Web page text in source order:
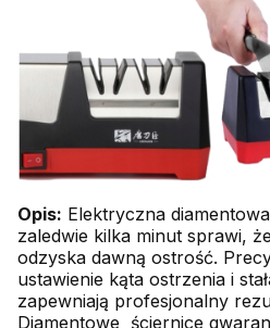
Opis: Elektryczna
zaledwie kilka minut sprawi,
odzyska dawną ostrość.
ustawienie kąta ostrzenia i
zapewniają profesjonalny
Diamentowe ściernice